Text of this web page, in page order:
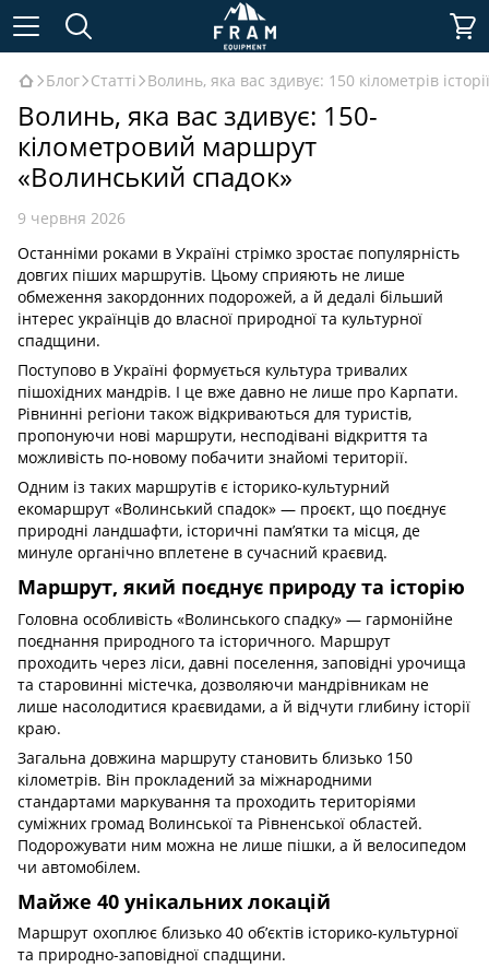
Блог Статті Волинь, яка вас здивує: 150 кілометрів
Волинь, яка вас здивує: 150-
кілометровий маршрут
«Волинський спадок»
9 червня 2026
Останніми роками в Україні стрімко зростає популярність
довгих піших маршрутів. Цьому сприяють не лише
обмеження закордонних подорожей, а й дедалі більший
інтерес українців до власної природної та культурної
спадщини.
Поступово в Україні формується культура тривалих
пішохідних мандрів. І це вже давно не лише про Карпати.
Рівнинні регіони також відкриваються для туристів,
пропонуючи нові маршрути, несподівані відкриття та
можливість по-новому побачити знайомі території.
Одним із таких маршрутів є історико-культурний
екомаршрут «Волинський спадок» — проєкт, що поєднує
природні ландшафти, історичні пам’ятки та місця, де
минуле органічно вплетене в сучасний краєвид.
Маршрут, який поєднує природу та історію
Головна особливість «Волинського спадку» — гармонійне
поєднання природного та історичного. Маршрут
проходить через ліси, давні поселення, заповідні урочища
та старовинні містечка, дозволяючи мандрівникам не
лише насолодитися краєвидами, а й відчути глибину історії
краю.
Загальна довжина маршруту становить близько 150
кілометрів. Він прокладений за міжнародними
стандартами маркування та проходить територіями
суміжних громад Волинської та Рівненської областей.
Подорожувати ним можна не лише пішки, а й велосипедом
чи автомобілем.
Майже 40 унікальних локацій
Маршрут охоплює близько 40 об’єктів історико-культурної
та природно-заповідної спадщини.